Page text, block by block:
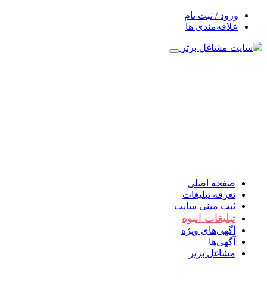
ورود / ثبت نام
علاقه‌مندی ها
صفحه اصلی
تعرفه تبلیغات
ثبت مینی سایت
تبلیغات انبوه
آگهی‌های ویژه
آگهی‌ها
مشاغل برتر